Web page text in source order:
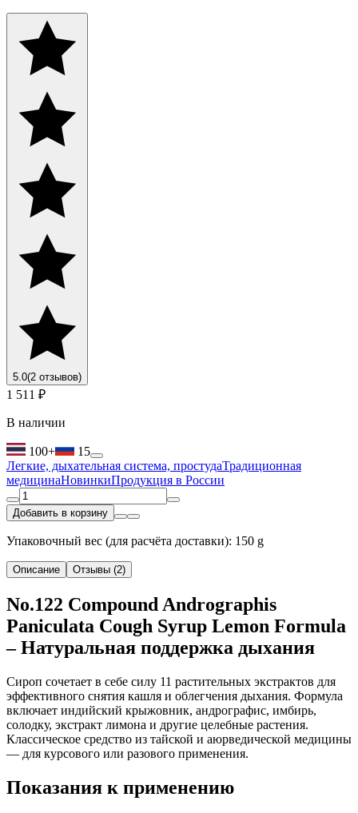
5.0(2 отзывов)
1 511 ₽
В наличии
100+
15
Легкие, дыхательная система, простудаТрадиционная
медицинаНовинкиПродукция в России
Добавить в корзину
Упаковочный вес (для расчёта доставки): 150 g
Описание Отзывы (2)
No.122 Compound Andrographis
Paniculata Cough Syrup Lemon Formula
– Натуральная поддержка дыхания
Сироп сочетает в себе силу 11 растительных экстрактов для
эффективного снятия кашля и облегчения дыхания. Формула
включает индийский крыжовник, андрографис, имбирь,
солодку, экстракт лимона и другие целебные растения.
Классическое средство из тайской и аюрведической медицины
— для курсового или разового применения.
Показания к применению